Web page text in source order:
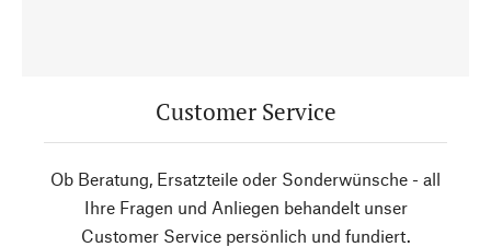
Customer Service
Ob Beratung, Ersatzteile oder Sonderwünsche - all
Ihre Fragen und Anliegen behandelt unser
Customer Service persönlich und fundiert.